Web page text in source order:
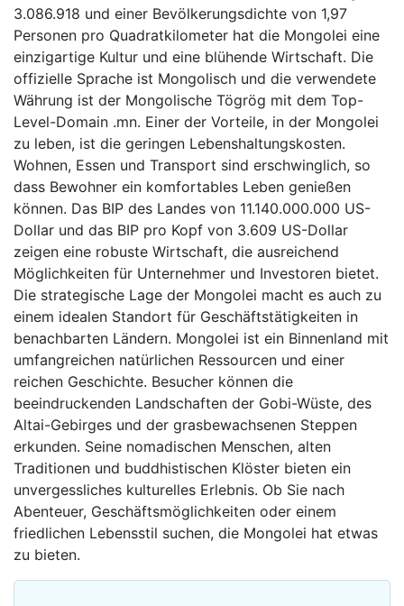
3.086.918 und einer Bevölkerungsdichte von 1,97
Personen pro Quadratkilometer hat die Mongolei eine
einzigartige Kultur und eine blühende Wirtschaft. Die
offizielle Sprache ist Mongolisch und die verwendete
Währung ist der Mongolische Tögrög mit dem Top-
Level-Domain .mn. Einer der Vorteile, in der Mongolei
zu leben, ist die geringen Lebenshaltungskosten.
Wohnen, Essen und Transport sind erschwinglich, so
dass Bewohner ein komfortables Leben genießen
können. Das BIP des Landes von 11.140.000.000 US-
Dollar und das BIP pro Kopf von 3.609 US-Dollar
zeigen eine robuste Wirtschaft, die ausreichend
Möglichkeiten für Unternehmer und Investoren bietet.
Die strategische Lage der Mongolei macht es auch zu
einem idealen Standort für Geschäftstätigkeiten in
benachbarten Ländern. Mongolei ist ein Binnenland mit
umfangreichen natürlichen Ressourcen und einer
reichen Geschichte. Besucher können die
beeindruckenden Landschaften der Gobi-Wüste, des
Altai-Gebirges und der grasbewachsenen Steppen
erkunden. Seine nomadischen Menschen, alten
Traditionen und buddhistischen Klöster bieten ein
unvergessliches kulturelles Erlebnis. Ob Sie nach
Abenteuer, Geschäftsmöglichkeiten oder einem
friedlichen Lebensstil suchen, die Mongolei hat etwas
zu bieten.